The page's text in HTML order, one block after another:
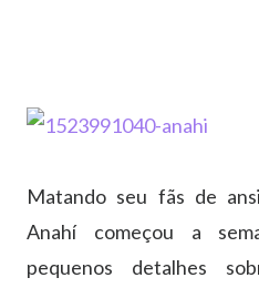
Matando seu fãs de
Anahí começou a
pequenos detalhes